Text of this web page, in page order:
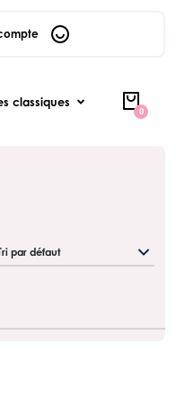
classiques
0